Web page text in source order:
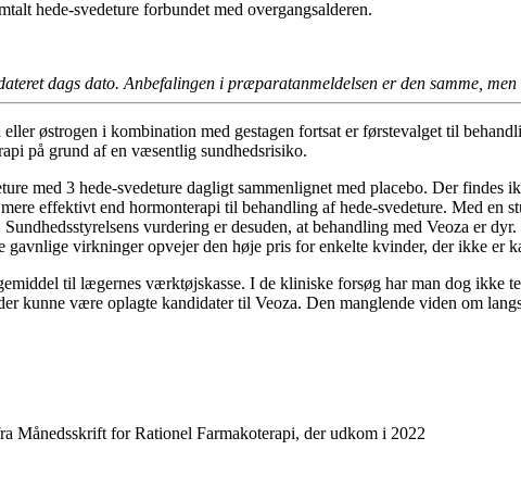
hede-svedeture forbundet med overgangsalderen.
dags dato. Anbefalingen i præparatanmeldelsen er den samme,
østrogen i kombination med gestagen fortsat er førstevalget til
på grund af en væsentlig sundhedsrisiko.
med 3 hede-svedeture dagligt sammenlignet med placebo. Der findes
effektivt end hormonterapi til behandling af hede-svedeture. Med
Sundhedsstyrelsens vurdering er desuden, at behandling med Veoza er
virkninger opvejer den høje pris for enkelte kvinder, der ikke er
til lægernes værktøjskasse. I de kliniske forsøg har man dog ikke
kunne være oplagte kandidater til Veoza. Den manglende viden om
Månedsskrift for Rationel Farmakoterapi, der udkom i 2022